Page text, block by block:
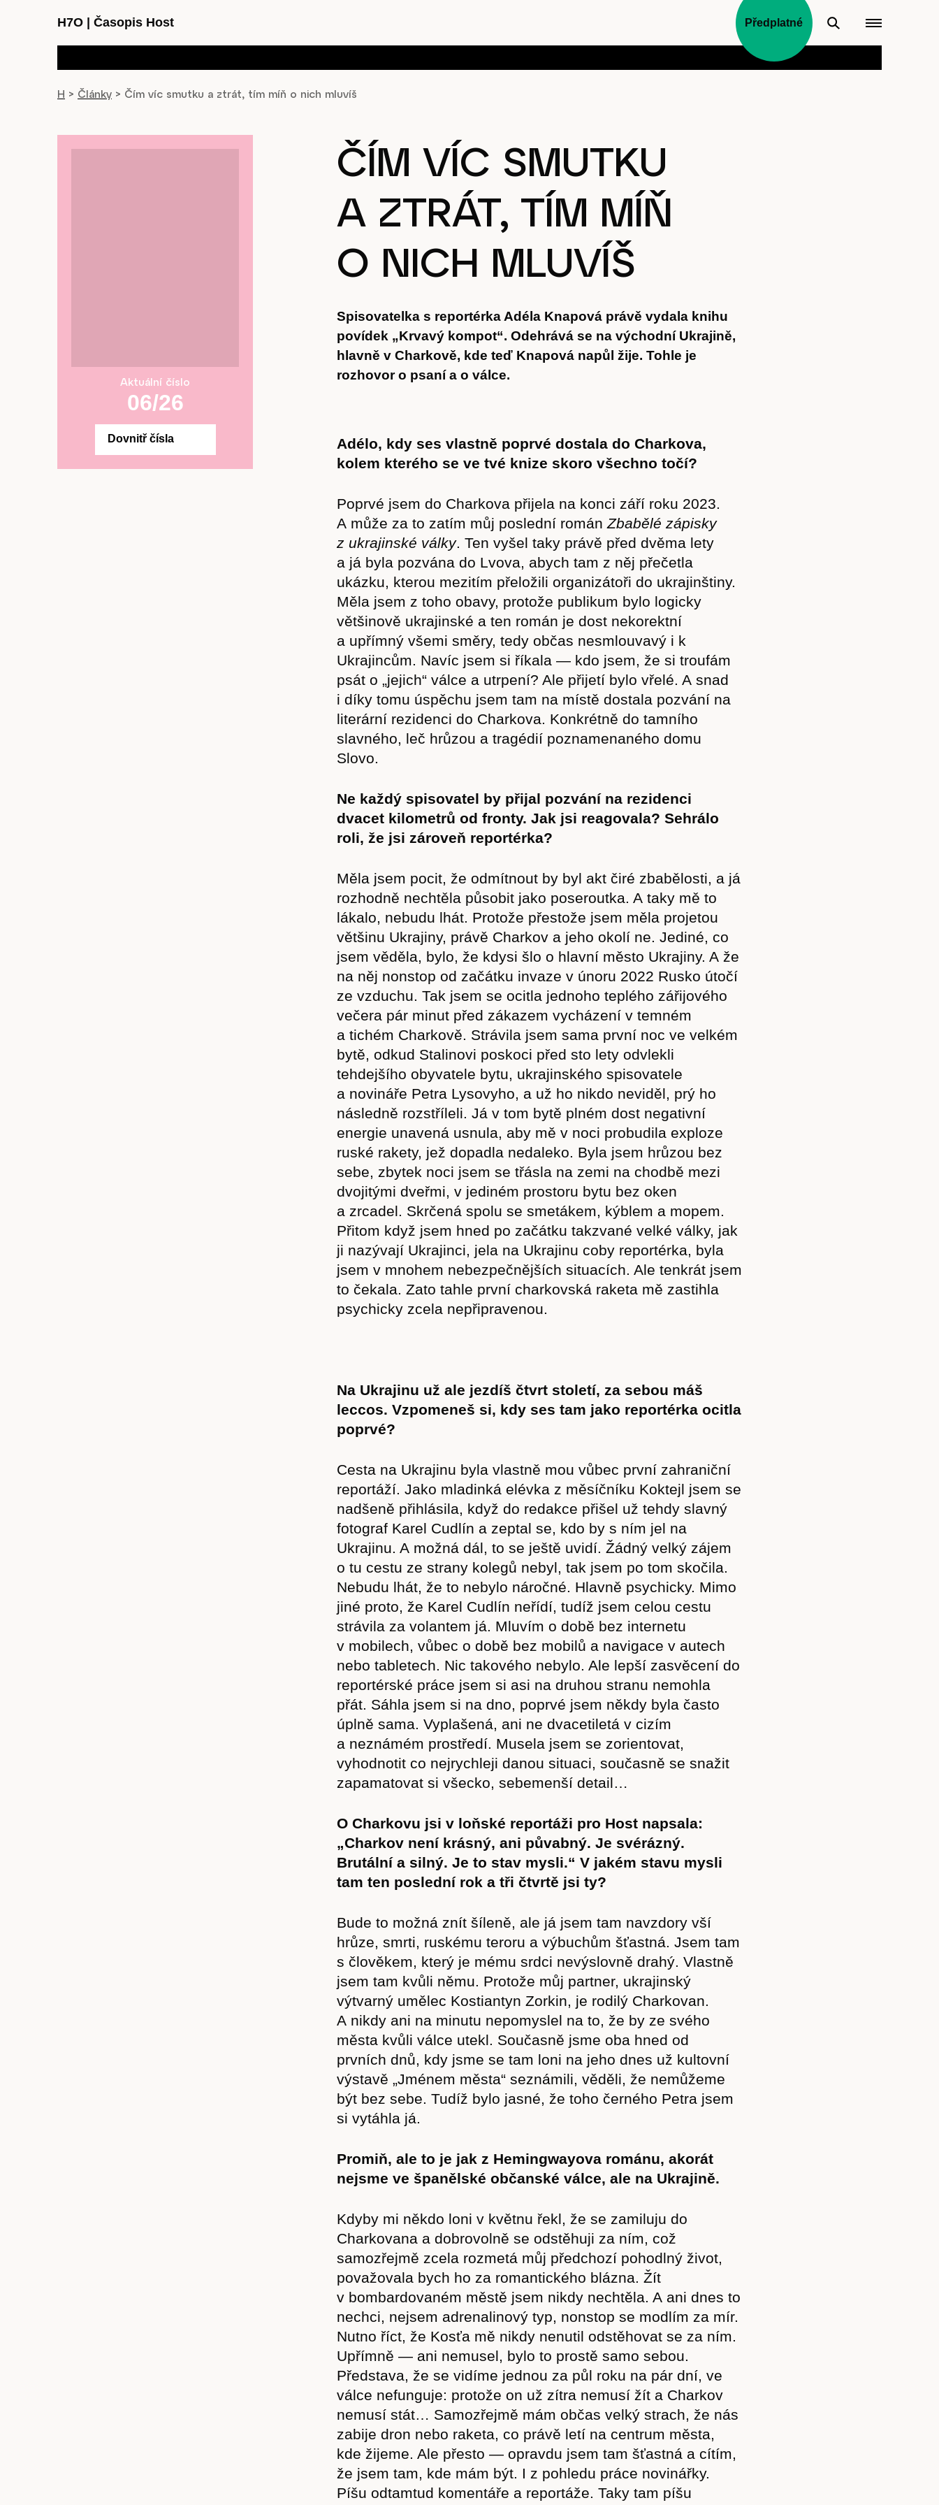
H7O Časopis Host Předplatné
Časopis Předplatné
Hostcast Akce
Obchod
H > Články > Čím víc smutku a ztrát, tím míň o nich mluvíš
Aktuální číslo
06/26
Dovnitř čísla
ČÍM VÍC SMUTKU
A ZTRÁT, TÍM MÍŇ
O NICH MLUVÍŠ
Spisovatelka s reportérka Adéla Knapová právě vydala knihu
povídek „Krvavý kompot“. Odehrává se na východní Ukrajině,
hlavně v Charkově, kde teď Knapová napůl žije. Tohle je
rozhovor o psaní a o válce.
Adélo, kdy ses vlastně poprvé dostala do Charkova,
kolem kterého se ve tvé knize skoro všechno točí?
Poprvé jsem do Charkova přijela na konci září roku 2023.
A může za to zatím můj poslední román Zbabělé zápisky
z ukrajinské války. Ten vyšel taky právě před dvěma lety
a já byla pozvána do Lvova, abych tam z něj přečetla
ukázku, kterou mezitím přeložili organizátoři do ukrajinštiny.
Měla jsem z toho obavy, protože publikum bylo logicky
většinově ukrajinské a ten román je dost nekorektní
a upřímný všemi směry, tedy občas nesmlouvavý i k
Ukrajincům. Navíc jsem si říkala — kdo jsem, že si troufám
psát o „jejich“ válce a utrpení? Ale přijetí bylo vřelé. A snad
i díky tomu úspěchu jsem tam na místě dostala pozvání na
literární rezidenci do Charkova. Konkrétně do tamního
slavného, leč hrůzou a tragédií poznamenaného domu
Slovo.
Ne každý spisovatel by přijal pozvání na rezidenci
dvacet kilometrů od fronty. Jak jsi reagovala? Sehrálo
roli, že jsi zároveň reportérka?
Měla jsem pocit, že odmítnout by byl akt čiré zbabělosti, a já
rozhodně nechtěla působit jako poseroutka. A taky mě to
lákalo, nebudu lhát. Protože přestože jsem měla projetou
většinu Ukrajiny, právě Charkov a jeho okolí ne. Jediné, co
jsem věděla, bylo, že kdysi šlo o hlavní město Ukrajiny. A že
na něj nonstop od začátku invaze v únoru 2022 Rusko útočí
ze vzduchu. Tak jsem se ocitla jednoho teplého zářijového
večera pár minut před zákazem vycházení v temném
a tichém Charkově. Strávila jsem sama první noc ve velkém
bytě, odkud Stalinovi poskoci před sto lety odvlekli
tehdejšího obyvatele bytu, ukrajinského spisovatele
a novináře Petra Lysovyho, a už ho nikdo neviděl, prý ho
následně rozstříleli. Já v tom bytě plném dost negativní
energie unavená usnula, aby mě v noci probudila exploze
ruské rakety, jež dopadla nedaleko. Byla jsem hrůzou bez
sebe, zbytek noci jsem se třásla na zemi na chodbě mezi
dvojitými dveřmi, v jediném prostoru bytu bez oken
a zrcadel. Skrčená spolu se smetákem, kýblem a mopem.
Přitom když jsem hned po začátku takzvané velké války, jak
ji nazývají Ukrajinci, jela na Ukrajinu coby reportérka, byla
jsem v mnohem nebezpečnějších situacích. Ale tenkrát jsem
to čekala. Zato tahle první charkovská raketa mě zastihla
psychicky zcela nepřipravenou.
Na Ukrajinu už ale jezdíš čtvrt století, za sebou máš
leccos. Vzpomeneš si, kdy ses tam jako reportérka ocitla
poprvé?
Cesta na Ukrajinu byla vlastně mou vůbec první zahraniční
reportáží. Jako mladinká elévka z měsíčníku Koktejl jsem se
nadšeně přihlásila, když do redakce přišel už tehdy slavný
fotograf Karel Cudlín a zeptal se, kdo by s ním jel na
Ukrajinu. A možná dál, to se ještě uvidí. Žádný velký zájem
o tu cestu ze strany kolegů nebyl, tak jsem po tom skočila.
Nebudu lhát, že to nebylo náročné. Hlavně psychicky. Mimo
jiné proto, že Karel Cudlín neřídí, tudíž jsem celou cestu
strávila za volantem já. Mluvím o době bez internetu
v mobilech, vůbec o době bez mobilů a navigace v autech
nebo tabletech. Nic takového nebylo. Ale lepší zasvěcení do
reportérské práce jsem si asi na druhou stranu nemohla
přát. Sáhla jsem si na dno, poprvé jsem někdy byla často
úplně sama. Vyplašená, ani ne dvacetiletá v cizím
a neznámém prostředí. Musela jsem se zorientovat,
vyhodnotit co nejrychleji danou situaci, současně se snažit
zapamatovat si všecko, sebemenší detail…
O Charkovu jsi v loňské reportáži pro Host napsala:
„Charkov není krásný, ani půvabný. Je svérázný.
Brutální a silný. Je to stav mysli.“ V jakém stavu mysli
tam ten poslední rok a tři čtvrtě jsi ty?
Bude to možná znít šíleně, ale já jsem tam navzdory vší
hrůze, smrti, ruskému teroru a výbuchům šťastná. Jsem tam
s člověkem, který je mému srdci nevýslovně drahý. Vlastně
jsem tam kvůli němu. Protože můj partner, ukrajinský
výtvarný umělec Kostiantyn Zorkin, je rodilý Charkovan.
A nikdy ani na minutu nepomyslel na to, že by ze svého
města kvůli válce utekl. Současně jsme oba hned od
prvních dnů, kdy jsme se tam loni na jeho dnes už kultovní
výstavě „Jménem města“ seznámili, věděli, že nemůžeme
být bez sebe. Tudíž bylo jasné, že toho černého Petra jsem
si vytáhla já.
Promiň, ale to je jak z Hemingwayova románu, akorát
nejsme ve španělské občanské válce, ale na Ukrajině.
Kdyby mi někdo loni v květnu řekl, že se zamiluju do
Charkovana a dobrovolně se odstěhuji za ním, což
samozřejmě zcela rozmetá můj předchozí pohodlný život,
považovala bych ho za romantického blázna. Žít
v bombardovaném městě jsem nikdy nechtěla. A ani dnes to
nechci, nejsem adrenalinový typ, nonstop se modlím za mír.
Nutno říct, že Kosťa mě nikdy nenutil odstěhovat se za ním.
Upřímně — ani nemusel, bylo to prostě samo sebou.
Představa, že se vidíme jednou za půl roku na pár dní, ve
válce nefunguje: protože on už zítra nemusí žít a Charkov
nemusí stát… Samozřejmě mám občas velký strach, že nás
zabije dron nebo raketa, co právě letí na centrum města,
kde žijeme. Ale přesto — opravdu jsem tam šťastná a cítím,
že jsem tam, kde mám být. I z pohledu práce novinářky.
Píšu odtamtud komentáře a reportáže. Taky tam píšu